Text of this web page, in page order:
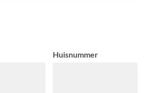
Huisnummer